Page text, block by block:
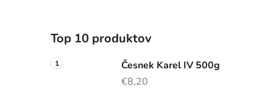
Top 10 produktov
Česnek Karel IV 500g
€8,20